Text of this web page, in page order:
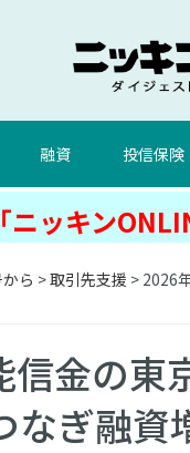
融資 投信保険
「ニッキン
ら >取引先支援 > 2026
金の東
なぎ融資